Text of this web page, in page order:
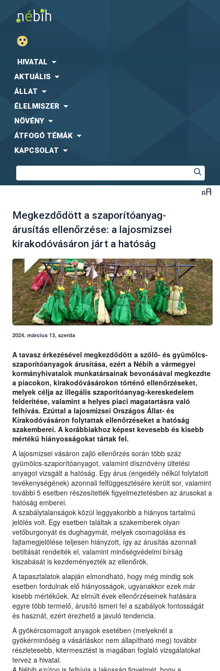
HIVATAL
AKTUÁLIS
ÁLLAT
ÉLELMISZER
NÖVÉNY
ÁTFOGÓ TÉMÁK
KAPCSOLAT
Megkezdődött a szaporítóanyag-
árusítás ellenőrzése: a lajosmizsei
kirakodóvásáron járt a hatóság
2024. március 13, szerda
A tavasz érkezésével megkezdődött a szőlő- és gyümölcs-
szaporítóanyagok árusítása, ezért a Nébih a vármegyei
kormányhivatalok munkatársainak bevonásával megkezdte
a piacokon, kirakodóvásárokon történő ellenőrzéseket,
melyek célja az illegális szaporítóanyag-kereskedelem
felderítése, valamint a helyes piaci magatartásra való
felhívás. Ezúttal a lajosmizsei Országos Állat- és
Kirakodóvásáron folytattak ellenőrzéseket a hatóság
szakemberei. A korábbiakhoz képest kevesebb és kisebb
mértékű hiányosságokat tártak fel.
A lajosmizsei vásáron zajló ellenőrzés során több száz
gyümölcs-szaporítóanyagot, valamint dísznövény ültetési
anyagot vizsgált a hatóság. Egy árus (engedély nélkül folytatott
tevékenységének) azonnali felfüggesztésére került sor, valamint
további 5 esetben részesítették figyelmeztetésben az árusokat a
hatóság emberei.
A szabálytalanságok közül leggyakoribb a hiányos tartalmú
jelölés volt. Egy esetben találtak a szakemberek olyan
vetőburgonyát és dughagymát, melyek csomagolása és
fajtamegjelölése teljesen hiányzott, így az árusítás azonnali
betiltását rendelték el, valamint minőségvédelmi bírság
kiszabását is kezdeményezték az ellenőrök.
A tapasztalatok alapján elmondható, hogy még mindig sok
esetben fordulnak elő hiányosságok, ugyanakkor ezek már
kisebb mértékűek. Az elmúlt évek ellenőrzéseinek hatására
egyre több termelő, árusító ismeri fel a szabályok fontosságát
és hasznát, ezért érezhető a javuló tendencia.
A gyökércsomagolt anyagok esetében (melyeknél a
gyökérminőség a vásárláskor nem állapítható meg) további
részletesebb, kitermesztést is magában foglaló vizsgálatokat
tervez a hivatal.